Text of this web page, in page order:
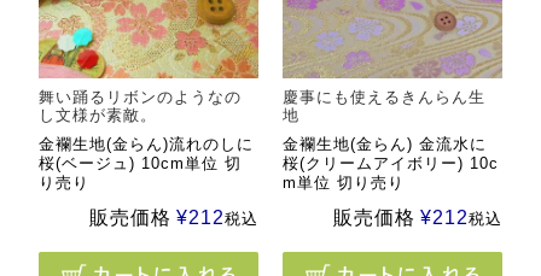
舞い踊るリボンのようなの
し文様が素敵。
金襴生地(金らん)流れのしに
桜(ベージュ) 10cm単位 切
り売り
販売価格 ¥212税込
慶事にも使えるきんらん生
地
金襴生地(金らん) 金流水に
桜(クリームアイボリー) 10c
m単位 切り売り
販売価格 ¥212税込